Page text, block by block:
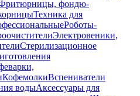
фондю-
Техника для
Роботы-
Электровеники,
Стерилизационное
КофемолкиВспениватели
водыАксессуары для